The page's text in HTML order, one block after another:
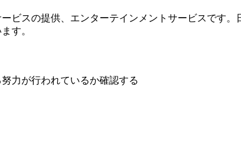
ビスの提供、エンターテインメントサービスです
す。
力が行われているか確認する